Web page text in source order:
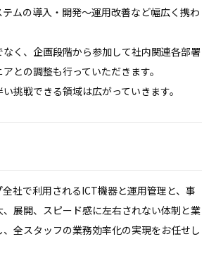
ムの導入・開発〜運用改善など幅広く携わ
く、企画段階から参加して社内関連各部署
との調整も行っていただきます。
挑戦できる領域は広がっていきます。
社で利用されるICT機器と運用管理と、事
展開、スピード感に左右されない体制と業
全スタッフの業務効率化の実現をお任せし